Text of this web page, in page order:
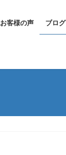
お客様の声 ブログ